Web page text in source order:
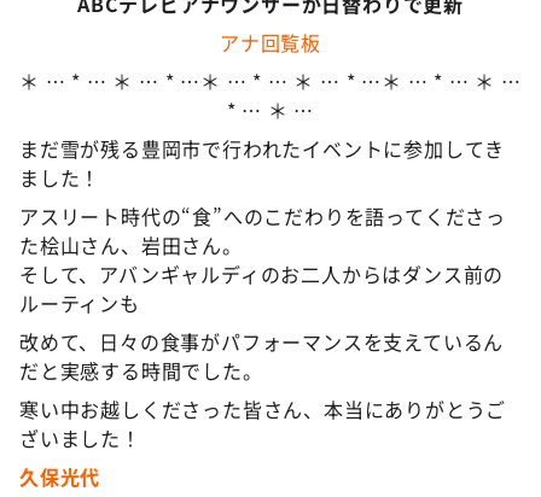
アナ回覧板
＊ … * … ＊ … * …＊ … * … ＊ … * …＊ … * … ＊ …
* … ＊ …
まだ雪が残る豊岡市で行われたイベントに参加してき
ました！
アスリート時代の“食”へのこだわりを語ってくださっ
た桧山さん、岩田さん。
そして、アバンギャルディのお二人からはダンス前の
ルーティンも
改めて、日々の食事がパフォーマンスを支えているん
だと実感する時間でした。
寒い中お越しくださった皆さん、本当にありがとうご
ざいました！
久保光代